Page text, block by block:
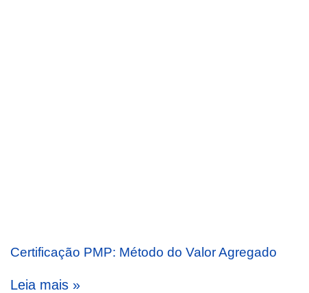
Certificação PMP: Método do Valor Agregado
Leia mais »